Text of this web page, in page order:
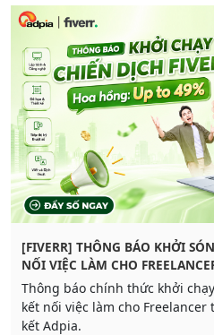
[FIVERR] THÔNG BÁO KHỞI
NỐI VIỆC LÀM CHO
Thông báo chính thức khởi
kết nối việc làm cho
kết Adpia.